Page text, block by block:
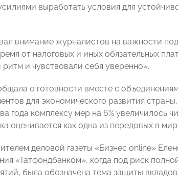
выработать условия для
внимание журналистов на важности
от налоговых и иных обязательных
и чувствовали себя уверенно».
о готовности вместе с
для экономического развития
года комплексу мер на 6% увеличилось
оценивается как одна из передовых в
деловой газеты «Бизнес online»
«Татфондбанком», когда под риск
была обозначена тема защиты